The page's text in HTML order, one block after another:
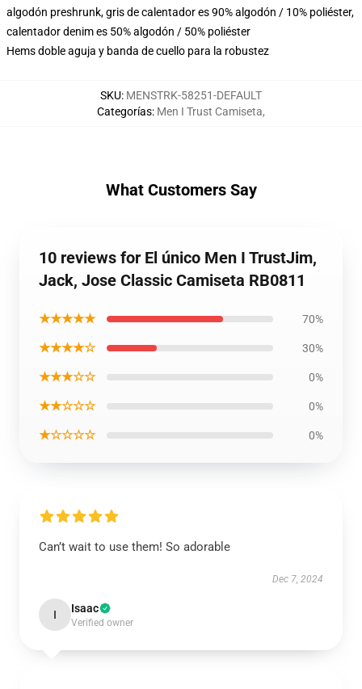
algodón preshrunk, gris de calentador es 90% algodón / 10% poliéster,
calentador denim es 50% algodón / 50% poliéster
Hems doble aguja y banda de cuello para la robustez
SKU: MENSTRK-58251-DEFAULT
Categorías: Men I Trust Camiseta,
What Customers Say
10 reviews for El único Men I TrustJim,
Jack, Jose Classic Camiseta RB0811
★★★★★ 70%
★★★★☆ 30%
★★★☆☆ 0%
★★☆☆☆ 0%
★☆☆☆☆ 0%
Can’t wait to use them! So adorable
Dec 7, 2024
I Isaac
Verified owner